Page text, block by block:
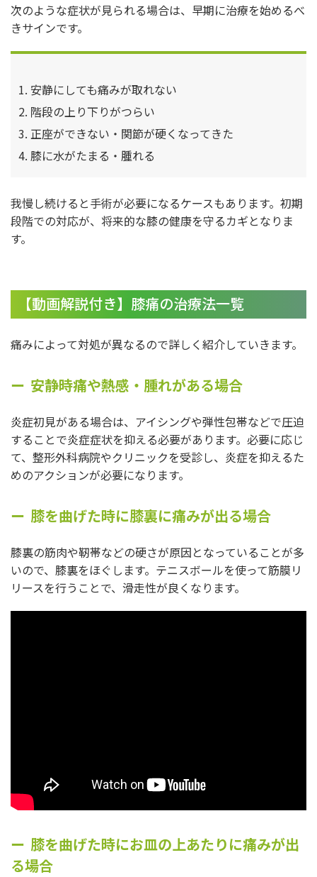
次のような症状が見られる場合は、早期に治療を始めるべ
きサインです。
安静にしても痛みが取れない
階段の上り下りがつらい
正座ができない・関節が硬くなってきた
膝に水がたまる・腫れる
我慢し続けると手術が必要になるケースもあります。初期
段階での対応が、将来的な膝の健康を守るカギとなりま
す。
【動画解説付き】膝痛の治療法一覧
痛みによって対処が異なるので詳しく紹介していきます。
安静時痛や熱感・腫れがある場合
炎症初見がある場合は、アイシングや弾性包帯などで圧迫
することで炎症症状を抑える必要があります。必要に応じ
て、整形外科病院やクリニックを受診し、炎症を抑えるた
めのアクションが必要になります。
膝を曲げた時に膝裏に痛みが出る場合
膝裏の筋肉や靭帯などの硬さが原因となっていることが多
いので、膝裏をほぐします。テニスボールを使って筋膜リ
リースを行うことで、滑走性が良くなります。
膝を曲げた時にお皿の上あたりに痛みが出
る場合